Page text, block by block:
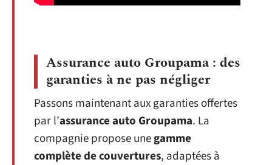
Assurance auto Groupama : des
garanties à ne pas négliger
Passons maintenant aux garanties offertes
par l’assurance auto Groupama. La
compagnie propose unegamme
complète de couvertures, adaptées à